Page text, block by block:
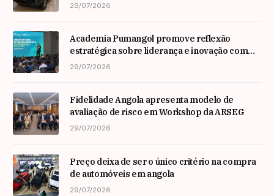
29/07/2026
Academia Pumangol promove reflexão
estratégica sobre liderança e inovação com
especialista internacional Nadim Habib
29/07/2026
Fidelidade Angola apresenta modelo de
avaliação de risco em Workshop da ARSEG
29/07/2026
Preço deixa de ser o único critério na compra
de automóveis em angola
29/07/2026